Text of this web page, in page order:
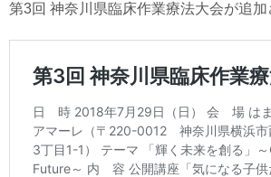
第3回 神奈川県臨床作業療法大会が追加